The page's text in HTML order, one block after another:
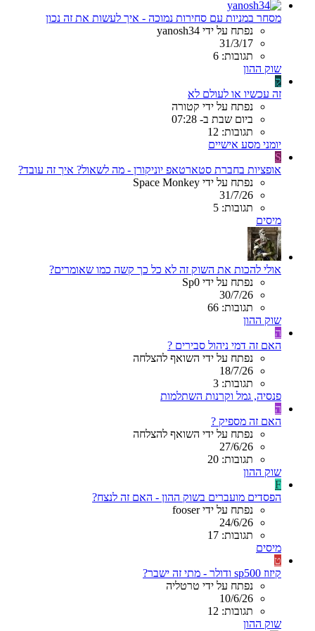
מסחר במניות עם סחירות נמוכה - איך לעשות את זה נכון
נפתח על ידי yanosh34
31/3/17
תגובות: 6
שוק ההון
ק
זה עכשיו או לעולם לא
נפתח על ידי קטורה
ביום שבת ב- 07:28
תגובות: 12
יומני מסע אישיים
S
אופציות בחברת סטארטאפ יוניקורן - מה לשאול? איך זה עובד?
נפתח על ידי Space Monkey
31/7/26
תגובות: 5
מיסים
אולי להכות את השוק זה לא כל כך קשה כמו שאומרים?
נפתח על ידי Sp0
30/7/26
תגובות: 66
שוק ההון
ה
האם זה דמי ניהול סבירים ?
נפתח על ידי השואף להצלחה
18/7/26
תגובות: 3
פנסיה, גמל וקרנות השתלמות
ה
האם זה מספיק ?
נפתח על ידי השואף להצלחה
27/6/26
תגובות: 20
שוק ההון
F
הפסדים מועברים בשוק ההון - האם זה לנצח?
נפתח על ידי fooser
24/6/26
תגובות: 17
מיסים
ט
קיזוז sp500 ודולר - מתי זה ישבר?
נפתח על ידי טרטליה
10/6/26
תגובות: 12
שוק ההון